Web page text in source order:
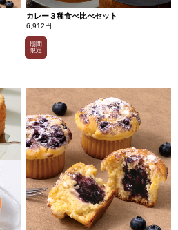
カレー３種食べ比べセット
6,912円
期間
限定